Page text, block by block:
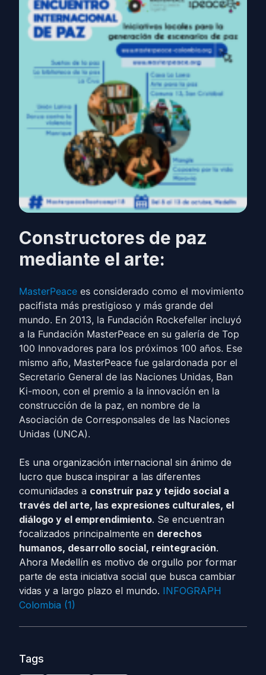
Constructores de paz
mediante el arte:
MasterPeace es considerado como el movimiento
pacifista más prestigioso y más grande del
mundo. En 2013, la Fundación Rockefeller incluyó
a la Fundación MasterPeace en su galería de Top
100 Innovadores para los próximos 100 años. Ese
mismo año, MasterPeace fue galardonada por el
Secretario General de las Naciones Unidas, Ban
Ki-moon, con el premio a la innovación en la
construcción de la paz, en nombre de la
Asociación de Corresponsales de las Naciones
Unidas (UNCA).
Es una organización internacional sin ánimo de
lucro que busca inspirar a las diferentes
comunidades a construir paz y tejido social a
través del arte, las expresiones culturales, el
diálogo y el emprendimiento. Se encuentran
focalizados principalmente en derechos
humanos, desarrollo social, reintegración.
Ahora Medellín es motivo de orgullo por formar
parte de esta iniciativa social que busca cambiar
vidas y a largo plazo el mundo. INFOGRAPH
Colombia (1)
Tags